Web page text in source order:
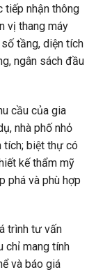
tiếp nhận thông
vị thang máy
tầng, diện tích
ngân sách đầu
cầu của gia
nhà phố nhỏ
tích; biệt thự có
kế thẩm mỹ
phá và phù hợp
trình tư vấn
chỉ mang tính
và báo giá